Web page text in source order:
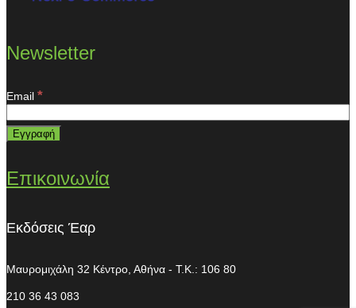
Newsletter
Email *
Επικοινωνία
Εκδόσεις Έαρ
Μαυρομιχάλη 32 Κέντρο, Αθήνα - T.K.: 106 80
210 36 43 083